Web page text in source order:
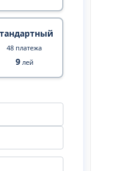
48 платежа
9лей